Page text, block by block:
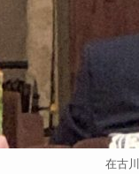
在古